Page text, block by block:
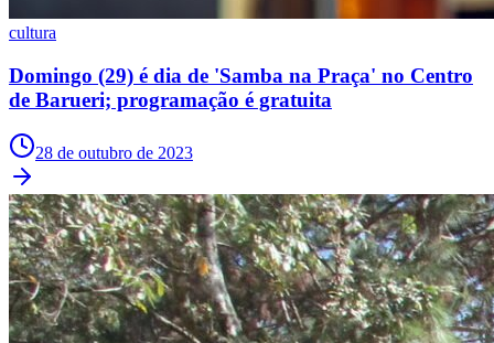
cultura
Domingo (29) é dia de 'Samba na Praça' no Centro
de Barueri; programação é gratuita
28 de outubro de 2023